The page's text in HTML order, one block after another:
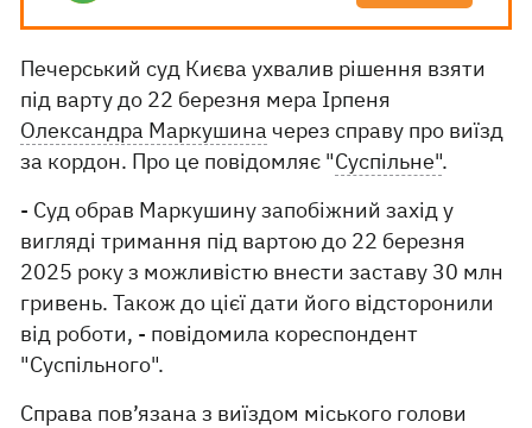
Печерський суд Києва ухвалив рішення взяти
під варту до 22 березня мера Ірпеня
Олександра Маркушина через справу про виїзд
за кордон. Про це повідомляє "Суспільне".
- Суд обрав Маркушину запобіжний захід у
вигляді тримання під вартою до 22 березня
2025 року з можливістю внести заставу 30 млн
гривень. Також до цієї дати його відсторонили
від роботи, - повідомила кореспондент
"Суспільного".
Справа пов’язана з виїздом міського голови